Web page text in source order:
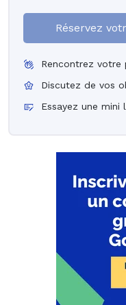
Réservez
Rencontrez votre
Discutez de vos
Essayez une mini